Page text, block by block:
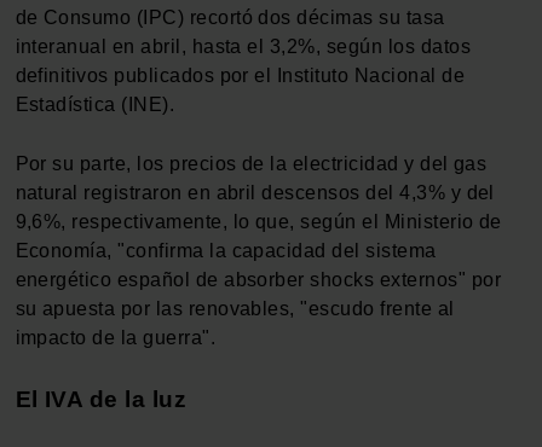
de Consumo (IPC) recortó dos décimas su tasa
interanual en abril, hasta el 3,2%, según los datos
definitivos publicados por el Instituto Nacional de
Estadística (INE).
Por su parte, los precios de la electricidad y del gas
natural registraron en abril descensos del 4,3% y del
9,6%, respectivamente, lo que, según el Ministerio de
Economía, "confirma la capacidad del sistema
energético español de absorber shocks externos" por
su apuesta por las renovables, "escudo frente al
impacto de la guerra".
El IVA de la luz